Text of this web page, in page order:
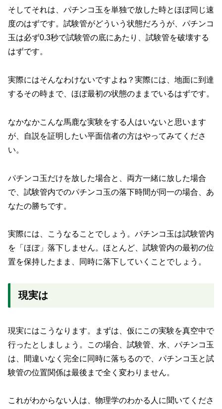
そしてそれは、パチンコ玉を単独で放した時とほぼ同じ速
度のはずです。試験管がどういう状態だろうが、パチンコ
玉は必ず0.3秒で試験管の底にあたり、試験管を破壊する
はずです。
実際にはそんなわけないですよね？実際には、地面に到達
するその時まで、ほぼ最初の状態のままでいるはずです。
なかなかこんな馬鹿な実験をする人はいないと思います
が、自説を証明したい平面信者の方はやってみてくださ
い。
パチンコ玉だけを放した場合と、両方一緒に放した場合
で、試験管内でのパチンコ玉の落下時間が同一の場合、あ
なたの勝ちです。
実際には、こうなることでしょう。パチンコ玉は試験管内
を「ほぼ」落下しません。ほとんど、試験管内の最初の位
置を保持したまま、同時に落下していくことでしょう。
現実は
現実にはこうなります。まずは、仮にこの実験を真空中で
行ったとしましょう。この場合、試験管、水、パチンコ玉
は、間違いなく完全に同時に落ちるので、パチンコ玉と試
験管の位置関係は最後まで全く変わりません。
これがわからない人は、物理学のわかる人に聞いてくださ